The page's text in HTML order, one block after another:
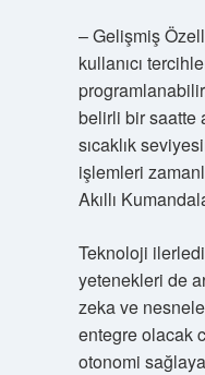
– Gelişmiş
kullanıcı
belirli bir saatte
sıcaklık
işlemleri
Akıllı
Teknoloji
yetenekleri de
zeka ve
entegre olacak
otonomi